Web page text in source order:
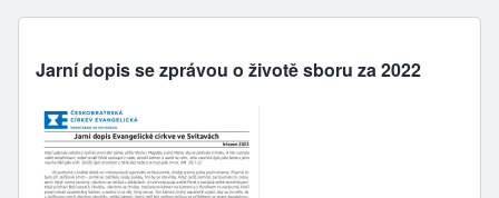
Jarní dopis se zprávou o životě sboru za 2022